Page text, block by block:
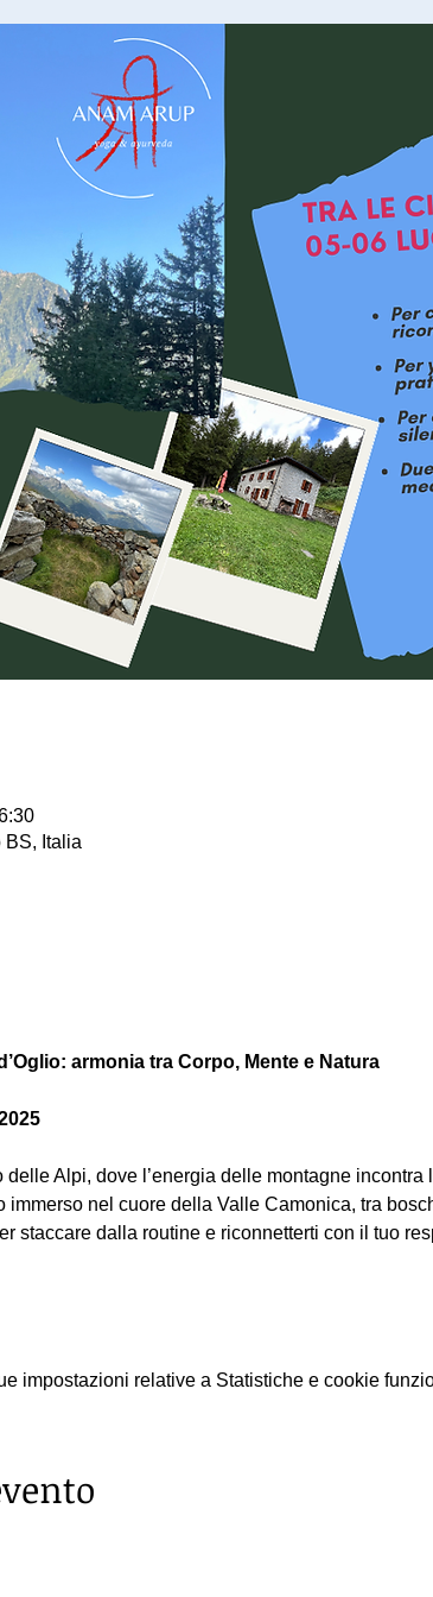
BS, Italia
armonia tra Corpo, Mente e Natura
Alpi, dove l’energia delle montagne
nel cuore della Valle Camonica, tra
staccare dalla routine e riconnetterti con il tuo
impostazioni relative a Statistiche e cookie